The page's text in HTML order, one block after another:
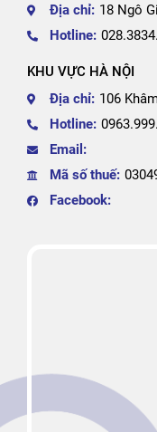
Địa chỉ: 18 Ngô
Hotline:
KHU VỰC HÀ NỘI
Địa chỉ: 106
Hotline:
Email:
Mã số thuế:
Facebook: